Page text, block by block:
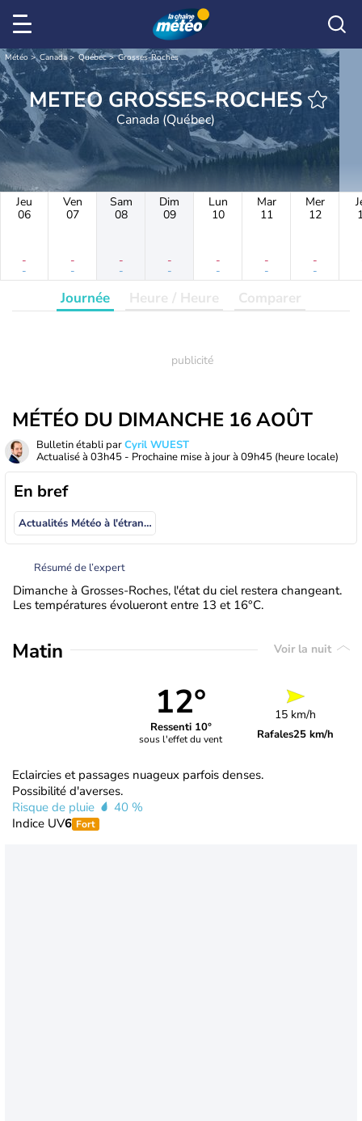
Météo Canada Québec Grosses-Roches
METEO GROSSES-ROCHES
Canada (Québec)
Jeu
06
-
-
Ven
07
-
-
Sam
08
-
-
Dim
09
-
-
Lun
10
-
-
Mar
11
-
-
Mer
12
-
-
Journée Heure / Heure Comparer
MÉTÉO DU DIMANCHE 16 AOÛT
Bulletin établi parCyril WUEST
Actualisé à 03h45 - Prochaine mise à jour à 09h45 (heure locale)
En bref
Actualités Météo à l'étranger
Résumé de l’expert
Dimanche à Grosses-Roches, l'état du ciel restera changeant.
Les températures évolueront entre 13 et 16°C.
Matin Voir la nuit
12°
Ressenti 10°
sous l'effet du vent
15 km/h
Rafales25 km/h
Eclaircies et passages nuageux parfois denses.
Possibilité d'averses.
Risque de pluie
40 %
Indice UV6 Fort